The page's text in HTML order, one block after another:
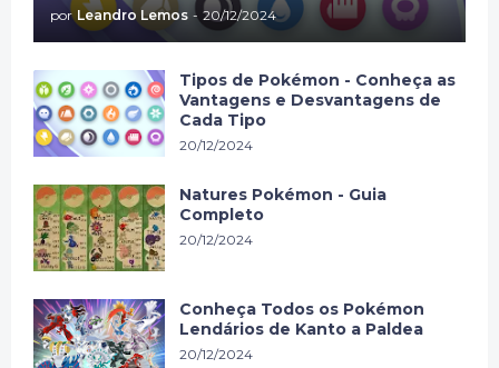
por Leandro Lemos - 20/12/2024
Tipos de Pokémon - Conheça as
Vantagens e Desvantagens de
Cada Tipo
20/12/2024
Natures Pokémon - Guia
Completo
20/12/2024
Conheça Todos os Pokémon
Lendários de Kanto a Paldea
20/12/2024